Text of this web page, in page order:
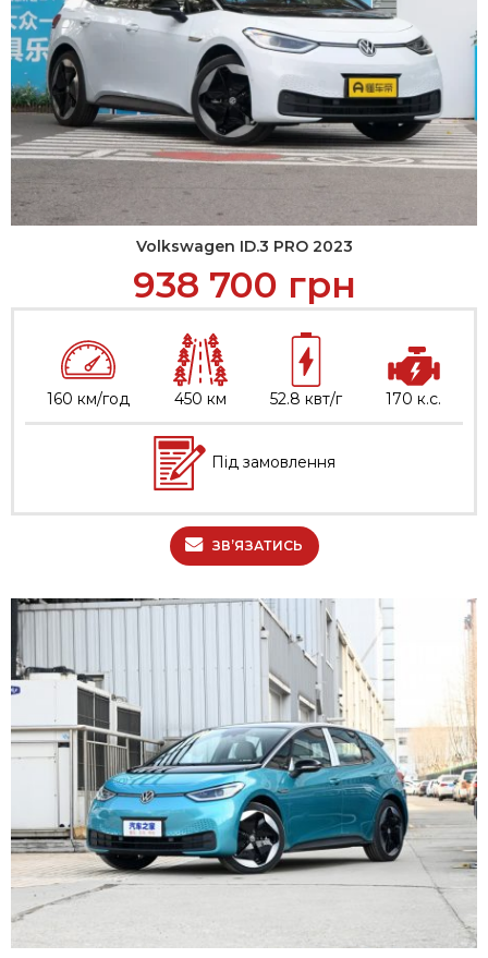
Volkswagen ID.3 PRO 2023
938 700 грн
160 км/год 450 км 52.8 квт/г 170 к.с.
Під замовлення
ЗВ’ЯЗАТИСЬ